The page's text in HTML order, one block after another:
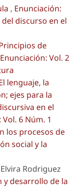
, Enunciación:
del discurso en el
de
Enunciación: Vol. 2
lenguaje, la
ejes para la
en el
6 Núm. 1
los procesos de
social y la
Rodriguez
y desarrollo de la